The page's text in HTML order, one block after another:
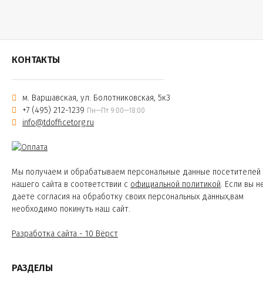
КОНТАКТЫ
м. Варшавская, ул. Болотниковская, 5к3
+7 (495) 212-1239 Пн—Пт 9:00—18:00
info@tdofficetorg.ru
Мы получаем и обрабатываем персональные данные посетителей
нашего сайта в соответствии с официальной политикой. Если вы
даете согласия на обработку своих персональных данных,вам
необходимо покинуть наш сайт.
Разработка сайта - 10 Вёрст
РАЗДЕЛЫ